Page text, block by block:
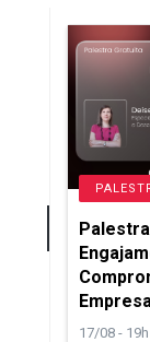
17/08 -